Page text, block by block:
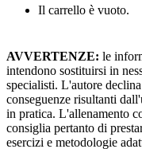
Il carrello è vuoto.
AVVERTENZE: le
intendono sostituirsi in
specialisti. L'autore
conseguenze risultanti
in pratica. L'allenamento
consiglia pertanto di
esercizi e metodologie